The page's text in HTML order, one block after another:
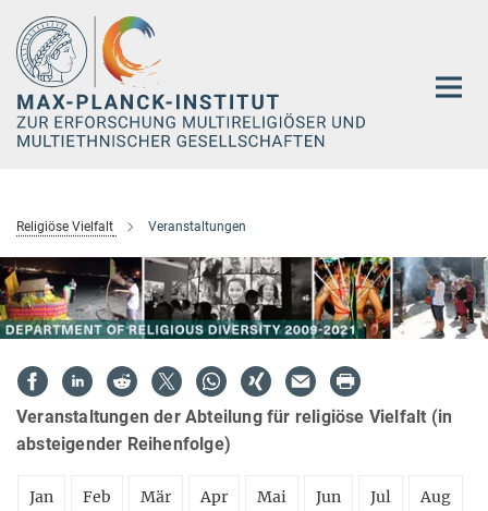
Hauptinhalt
Religiöse Vielfalt Veranstaltungen
Veranstaltungen der Abteilung für religiöse Vielfalt (in
absteigender Reihenfolge)
Jan Feb Mär Apr Mai Jun Jul Aug